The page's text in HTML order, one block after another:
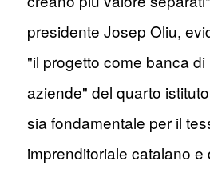
presidente Josep Oliu,
"il progetto come banca
aziende" del quarto
sia fondamentale per il
imprenditoriale catalano e